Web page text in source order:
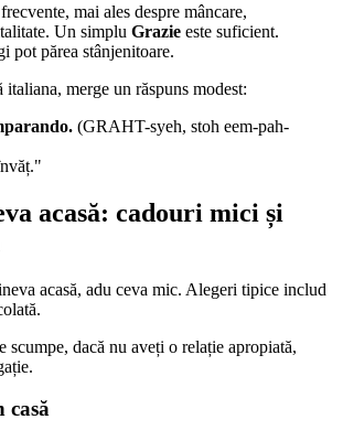
mai ales despre mâncare,
Un simplu Grazie este suficient.
pot părea stânjenitoare.
merge un răspuns modest:
(GRAHT-syeh, stoh eem-pah-
acasă: cadouri mici și
acasă, adu ceva mic. Alegeri tipice includ
scumpe, dacă nu aveți o relație apropiată,
casă